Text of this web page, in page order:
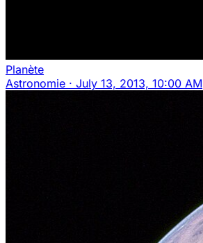
Planète
Astronomie · July 13, 2013, 10:00 AM